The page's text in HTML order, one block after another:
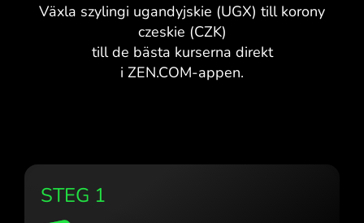
Växla szylingi ugandyjskie (UGX) till korony
czeskie (CZK)
till de bästa kurserna direkt
i ZEN.COM-appen.
STEG 1